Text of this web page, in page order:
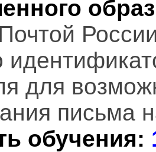
для
письма
обучения: